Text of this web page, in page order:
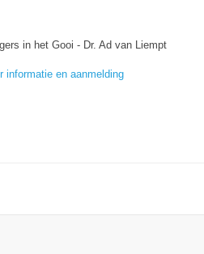
in het Gooi - Dr. Ad van Liempt
informatie en aanmelding